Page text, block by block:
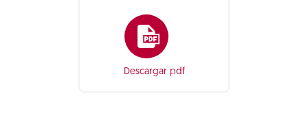
Descargar pdf